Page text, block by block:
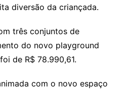
diversão da criançada.
três conjuntos de
do novo playground
de R$ 78.990,61.
com o novo espaço